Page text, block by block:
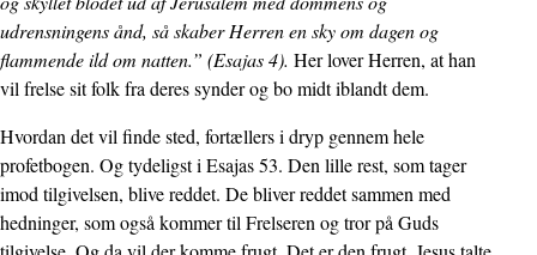
udrensningens ånd, så skaber Herren en sky om dagen og
flammende ild om natten.” (Esajas 4). Her lover Herren, at han
vil frelse sit folk fra deres synder og bo midt iblandt dem.
Hvordan det vil finde sted, fortællers i dryp gennem hele
profetbogen. Og tydeligst i Esajas 53. Den lille rest, som tager
imod tilgivelsen, blive reddet. De bliver reddet sammen med
hedninger, som også kommer til Frelseren og tror på Guds